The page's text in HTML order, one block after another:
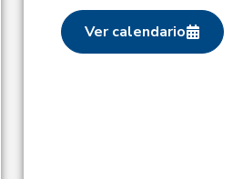
Ver calendario